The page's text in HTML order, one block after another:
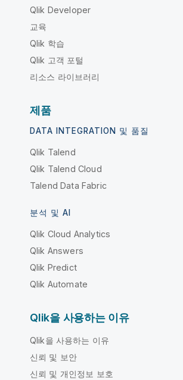
Qlik Developer
교육
Qlik 학습
Qlik 고객 포털
리소스 라이브러리
제품
DATA INTEGRATION 및 품질
Qlik Talend
Qlik Talend Cloud
Talend Data Fabric
분석 및 AI
Qlik Cloud Analytics
Qlik Answers
Qlik Predict
Qlik Automate
Qlik을 사용하는 이유
Qlik을 사용하는 이유
신뢰 및 보안
신뢰 및 개인정보 보호